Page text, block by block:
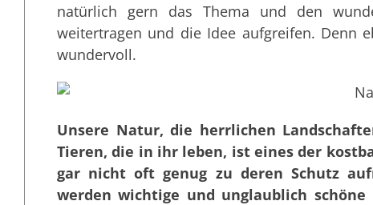
natürlich gern das Thema und den
weitertragen und die Idee aufgreifen. Denn
wundervoll.
Unsere Natur, die herrlichen
Tieren, die in ihr leben, ist eines der
gar nicht oft genug zu deren Schutz
werden wichtige und unglaublich